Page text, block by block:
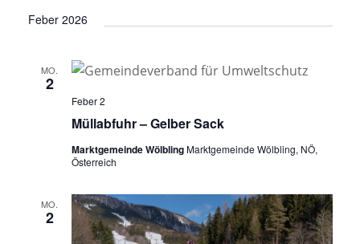
Feber 2026
MO.
2
Müllabfuhr – Gelber Sack
Feber 2
Marktgemeinde WölblingMarktgemeinde Wölbling, NÖ,
Österreich
MO.
2